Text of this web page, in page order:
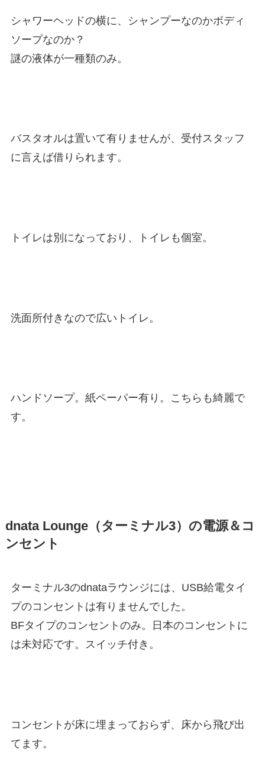
シャワーヘッドの横に、シャンプーなのかボディ
ソープなのか？
謎の液体が一種類のみ。
バスタオルは置いて有りませんが、受付スタッフ
に言えば借りられます。
トイレは別になっており、トイレも個室。
洗面所付きなので広いトイレ。
ハンドソープ。紙ペーパー有り。こちらも綺麗で
す。
dnata Lounge（ターミナル3）の電源＆コ
ンセント
ターミナル3のdnataラウンジには、USB給電タイ
プのコンセントは有りませんでした。
BFタイプのコンセントのみ。日本のコンセントに
は未対応です。スイッチ付き。
コンセントが床に埋まっておらず、床から飛び出
てます。